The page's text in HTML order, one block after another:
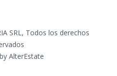
SRL, Todos los derechos
AlterEstate